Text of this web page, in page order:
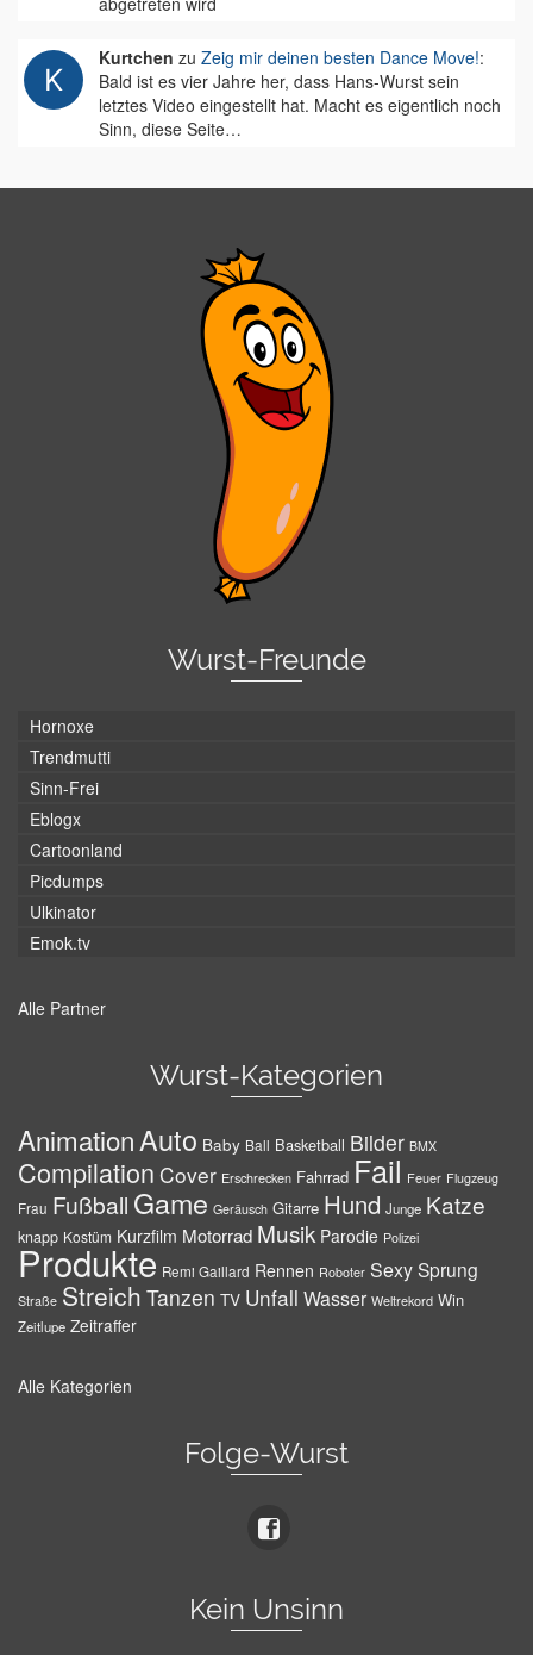
Kurtchen zu Zeig mir deinen besten Dance Move!:
Bald ist es vier Jahre her, dass Hans-Wurst sein
letztes Video eingestellt hat. Macht es eigentlich noch
Sinn, diese Seite…
Wurst-Freunde
Hornoxe
Trendmutti
Sinn-Frei
Eblogx
Cartoonland
Picdumps
Ulkinator
Emok.tv
Alle Partner
Wurst-Kategorien
AnimationAuto Baby Ball Basketball Bilder BMX
Compilation Cover Erschrecken Fahrrad Fail Feuer Flugzeug
Frau Fußball Game Geräusch Gitarre Hund Junge Katze
knapp Kostüm Kurzfilm Motorrad Musik Parodie Polizei
Produkte Remi Gaillard Rennen Roboter SexySprung
Straße Streich Tanzen TV Unfall Wasser Weltrekord Win
Zeitlupe Zeitraffer
Alle Kategorien
Folge-Wurst
Kein Unsinn